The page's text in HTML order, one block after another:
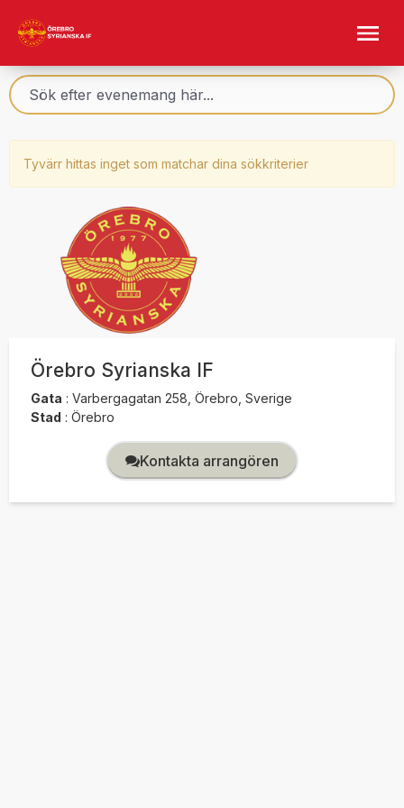
Tyvärr hittas inget som matchar dina sökkriterier
Örebro Syrianska IF
Gata : Varbergagatan 258, Örebro, Sverige
Stad : Örebro
Kontakta arrangören